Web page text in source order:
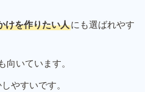
けを作りたい人にも選ばれやす
いています。
やすいです。